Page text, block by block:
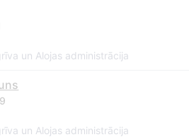
un Alojas administrācija
un Alojas administrācija